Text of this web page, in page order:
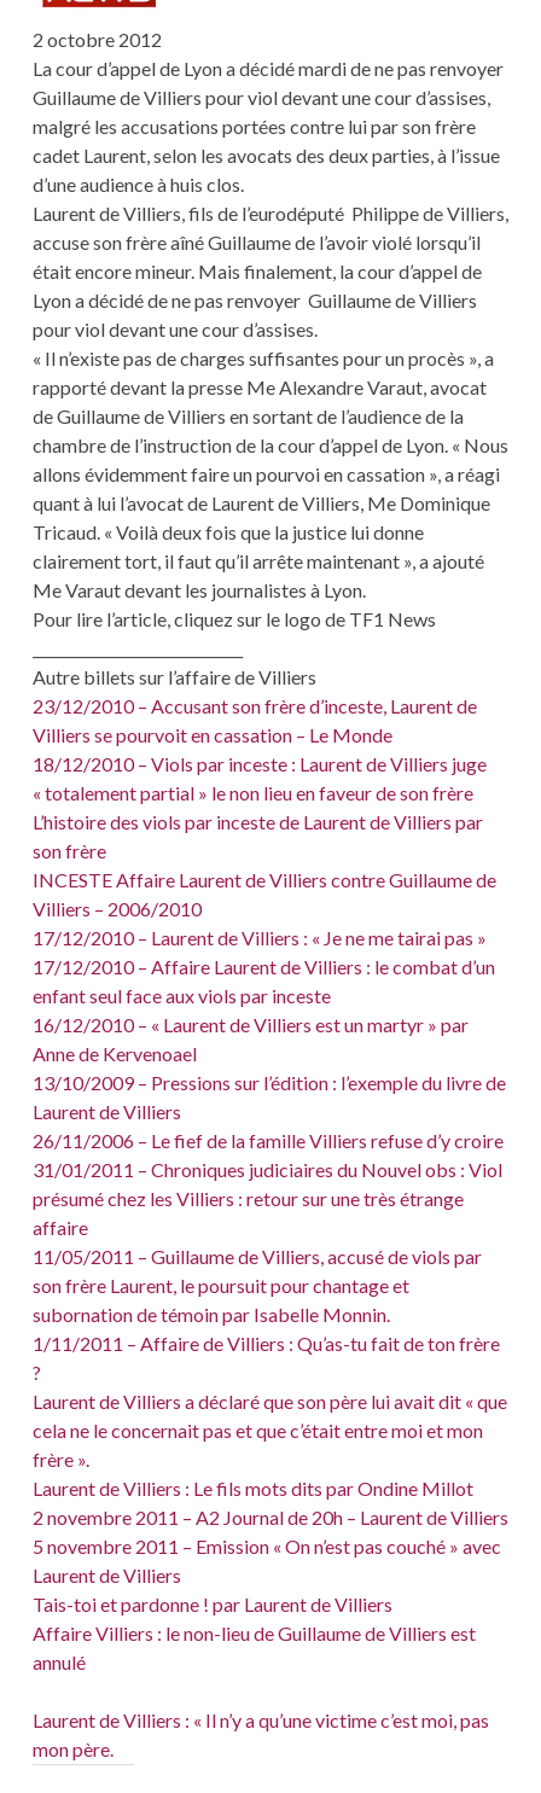
2 octobre 2012
La cour d’appel de Lyon a décidé mardi de ne pas renvoyer
Guillaume de Villiers pour viol devant une cour d’assises,
malgré les accusations portées contre lui par son frère
cadet Laurent, selon les avocats des deux parties, à l’issue
d’une audience à huis clos.
Laurent de Villiers, fils de l’eurodéputé Philippe de Villiers,
accuse son frère aîné Guillaume de l’avoir violé lorsqu’il
était encore mineur. Mais finalement, la cour d’appel de
Lyon a décidé de ne pas renvoyer Guillaume de Villiers
pour viol devant une cour d’assises.
« Il n’existe pas de charges suffisantes pour un procès », a
rapporté devant la presse Me Alexandre Varaut, avocat
de Guillaume de Villiers en sortant de l’audience de la
chambre de l’instruction de la cour d’appel de Lyon. « Nous
allons évidemment faire un pourvoi en cassation », a réagi
quant à lui l’avocat de Laurent de Villiers, Me Dominique
Tricaud. « Voilà deux fois que la justice lui donne
clairement tort, il faut qu’il arrête maintenant », a ajouté
Me Varaut devant les journalistes à Lyon.
Pour lire l’article, cliquez sur le logo de TF1 News
Autre billets sur l’affaire de Villiers
23/12/2010 – Accusant son frère d’inceste, Laurent de
Villiers se pourvoit en cassation – Le Monde
18/12/2010 – Viols par inceste : Laurent de Villiers juge
« totalement partial » le non lieu en faveur de son frère
L’histoire des viols par inceste de Laurent de Villiers par
son frère
INCESTE Affaire Laurent de Villiers contre Guillaume de
Villiers – 2006/2010
17/12/2010 – Laurent de Villiers : « Je ne me tairai pas »
17/12/2010 – Affaire Laurent de Villiers : le combat d’un
enfant seul face aux viols par inceste
16/12/2010 – « Laurent de Villiers est un martyr » par
Anne de Kervenoael
13/10/2009 – Pressions sur l’édition : l’exemple du livre de
Laurent de Villiers
26/11/2006 – Le fief de la famille Villiers refuse d’y croire
31/01/2011 – Chroniques judiciaires du Nouvel obs : Viol
présumé chez les Villiers : retour sur une très étrange
affaire
11/05/2011 – Guillaume de Villiers, accusé de viols par
son frère Laurent, le poursuit pour chantage et
subornation de témoin par Isabelle Monnin.
1/11/2011 – Affaire de Villiers : Qu’as-tu fait de ton frère
?
Laurent de Villiers a déclaré que son père lui avait dit « que
cela ne le concernait pas et que c’était entre moi et mon
frère ».
Laurent de Villiers : Le fils mots dits par Ondine Millot
2 novembre 2011 – A2 Journal de 20h – Laurent de Villiers
5 novembre 2011 – Emission « On n’est pas couché » avec
Laurent de Villiers
Tais-toi et pardonne ! par Laurent de Villiers
Affaire Villiers : le non-lieu de Guillaume de Villiers est
annulé
Laurent de Villiers : « Il n’y a qu’une victime c’est moi, pas
mon père.